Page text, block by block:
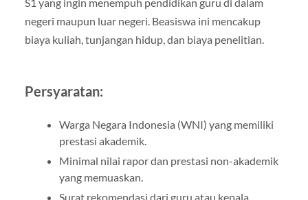
negeri maupun luar negeri. Beasiswa ini mencakup
biaya kuliah, tunjangan hidup, dan biaya penelitian.
Persyaratan:
Warga Negara Indonesia (WNI) yang memiliki
prestasi akademik.
Minimal nilai rapor dan prestasi non-akademik
yang memuaskan.
Surat rekomendasi dari guru atau kepala